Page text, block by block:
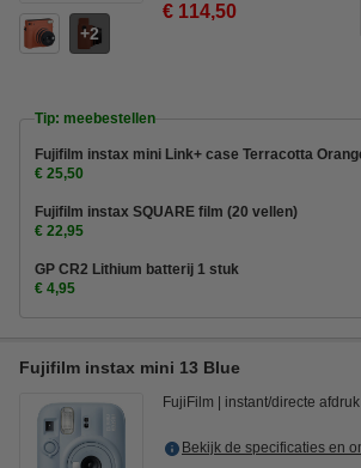
2
€ 114,50
Tip: meebestellen
Fujifilm instax mini Link+ case Terracotta
€ 25,50
Fujifilm instax SQUARE film (20 vellen)
€ 22,95
GP CR2 Lithium batterij 1 stuk
€ 4,95
Fujifilm instax mini 13 Blue
FujiFilm instant/directe afdruk
Bekijk de specificaties en